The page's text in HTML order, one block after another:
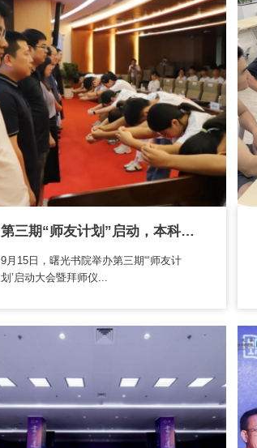
第三期“师友计划”启动，本科生“一对...
9月15日，曙光书院举办第三期“‘师友计
划’启动大会暨拜师仪...